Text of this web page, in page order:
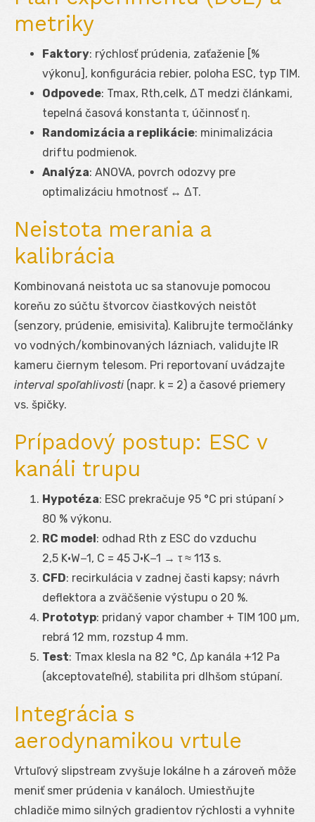
metriky
Faktory: rýchlosť prúdenia, zaťaženie [%
výkonu], konfigurácia rebier, poloha ESC, typ TIM.
Odpovede: Tmax, Rth,celk, ΔT medzi článkami,
tepelná časová konstanta τ, účinnosť η.
Randomizácia a replikácie: minimalizácia
driftu podmienok.
Analýza: ANOVA, povrch odozvy pre
optimalizáciu hmotnosť ↔ ΔT.
Neistota merania a
kalibrácia
Kombinovaná neistota uc sa stanovuje pomocou
koreňu zo súčtu štvorcov čiastkových neistôt
(senzory, prúdenie, emisivita). Kalibrujte termočlánky
vo vodných/kombinovaných lázniach, validujte IR
kameru čiernym telesom. Pri reportovaní uvádzajte
interval spoľahlivosti (napr. k = 2) a časové priemery
vs. špičky.
Prípadový postup: ESC v
kanáli trupu
Hypotéza: ESC prekračuje 95 °C pri stúpaní >
80 % výkonu.
RC model: odhad Rth z ESC do vzduchu
2,5 K·W−1, C = 45 J·K−1 → τ ≈ 113 s.
CFD: recirkulácia v zadnej časti kapsy; návrh
deflektora a zväčšenie výstupu o 20 %.
Prototyp: pridaný vapor chamber + TIM 100 µm,
rebrá 12 mm, rozstup 4 mm.
Test: Tmax klesla na 82 °C, Δp kanála +12 Pa
(akceptovateľné), stabilita pri dlhšom stúpaní.
Integrácia s
aerodynamikou vrtule
Vrtuľový slipstream zvyšuje lokálne h a zároveň môže
meniť smer prúdenia v kanáloch. Umiestňujte
chladiče mimo silných gradientov rýchlosti a vyhnite